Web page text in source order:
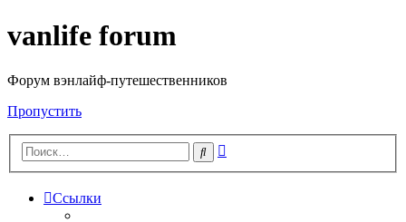
vanlife forum
Форум вэнлайф-путешественников
Пропустить
Поиск
Ссылки